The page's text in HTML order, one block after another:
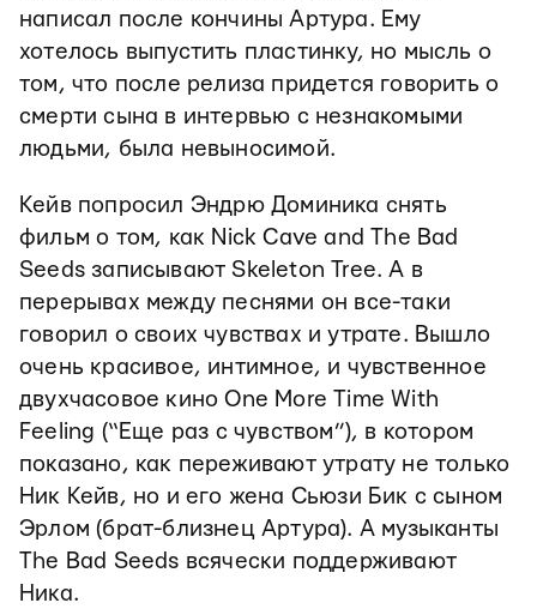
написал после кончины Артура. Ему
хотелось выпустить пластинку, но мысль о
том, что после релиза придется говорить о
смерти сына в интервью с незнакомыми
людьми, была невыносимой.
Кейв попросил Эндрю Доминика снять
фильм о том, как Nick Cave and The Bad
Seeds записывают Skeleton Tree. А в
перерывах между песнями он все-таки
говорил о своих чувствах и утрате. Вышло
очень красивое, интимное, и чувственное
двухчасовое кино One More Time With
Feeling (“Еще раз с чувством”), в котором
показано, как переживают утрату не только
Ник Кейв, но и его жена Сьюзи Бик с сыном
Эрлом (брат-близнец Артура). А музыканты
The Bad Seeds всячески поддерживают
Ника.